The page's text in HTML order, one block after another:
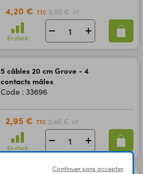
4,20 € TTC 3,50 € HT
En stock
5 câbles 20 cm Grove - 4
contacts mâles
Code : 33696
2,95 € TTC 2,46 € HT
En stock
Continuer sans accepter